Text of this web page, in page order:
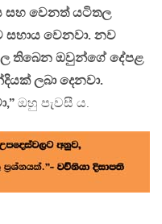
සහ වෙනත් යටිතල
වෙනවා. නව
තිබෙන ඔවුන්ගේ දේපළ
ලබා දෙනවා.
ඔහු පැවසී ය.